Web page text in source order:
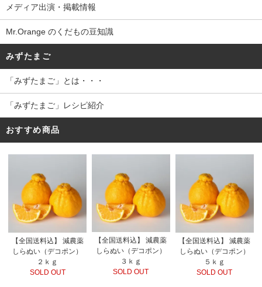
メディア出演・掲載情報
Mr.Orange のくだもの豆知識
みずたまご
「みずたまご」とは・・・
「みずたまご」レシピ紹介
おすすめ商品
【全国送料込】 減農薬
しらぬい（デコポン）
２ｋｇ
SOLD OUT
【全国送料込】 減農薬
しらぬい（デコポン）
３ｋｇ
SOLD OUT
【全国送料込】 減農薬
しらぬい（デコポン）
５ｋｇ
SOLD OUT